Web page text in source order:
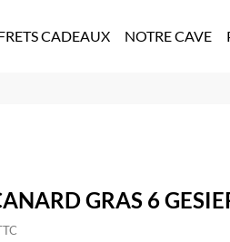
CADEAUX NOTRE CAVE
GRAS 6